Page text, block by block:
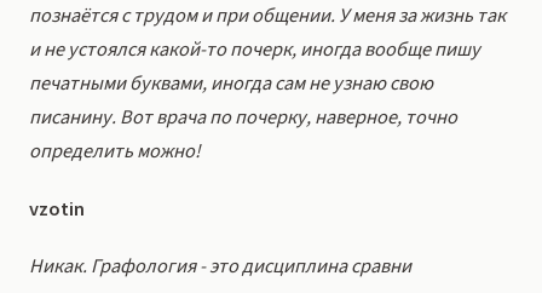
познаётся с трудом и при общении. У меня за жизнь так
и не устоялся какой-то почерк, иногда вообще пишу
печатными буквами, иногда сам не узнаю свою
писанину. Вот врача по почерку, наверное, точно
определить можно!
vzotin
Никак. Графология - это дисциплина сравни